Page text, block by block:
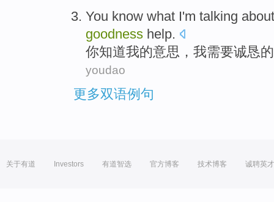
You know what I'm talking about
goodness help.
你知道我的意思 ，我需要诚恳
youdao
更多双语例句
关于有道 Investors 有道智选 官方博客 技术博客 诚聘英才